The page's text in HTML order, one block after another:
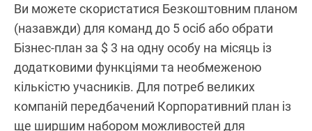
Ви можете скористатися Безкоштовним планом
(назавжди) для команд до 5 осіб або обрати
Бізнес-план за $ 3 на одну особу на місяць із
додатковими функціями та необмеженою
кількістю учасників. Для потреб великих
компаній передбачений Корпоративний план із
ще ширшим набором можливостей для